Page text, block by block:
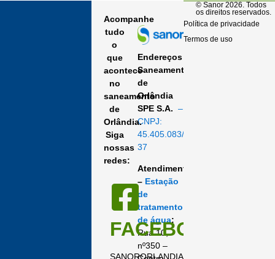
Endereços
Saneamento
de
Orlândia
SPE S.A. –
CNPJ:
45.405.083/0001-
37
Atendimento
– Estação
de
tratamento
de água:
Rua 10,
nº350 –
Acompanhe
tudo
o
que
acontece
no
saneamento
de
Orlândia.
Siga
nossas
redes:
FACEBOOK
SANORORLANDIA
© Sanor 2026. Todos
os direitos reservados.
Política de privacidade
Termos de uso